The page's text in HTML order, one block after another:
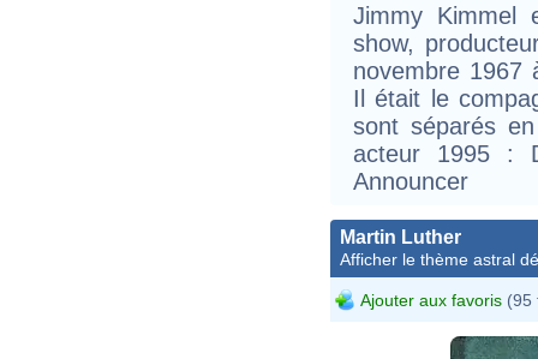
Jimmy Kimmel
show,
novembre 1967
Il était le
sont séparés
acteur 1995 :
Announcer
Martin Luther
Afficher le thème astral
Ajouter aux favoris (95